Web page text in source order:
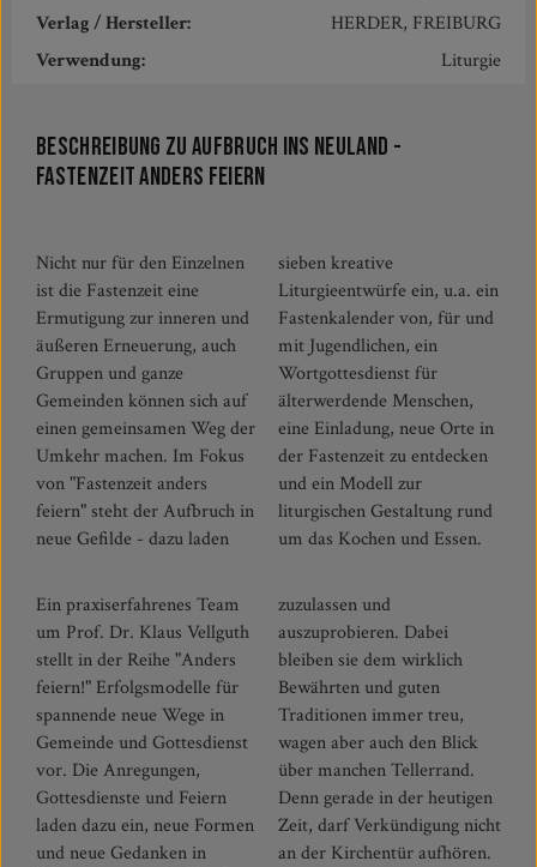
Verlag / Hersteller:
HERDER, FREIBURG
Verwendung:
Liturgie
Beschreibung zu Aufbruch ins Neuland -
Fastenzeit anders feiern
Nicht nur für den Einzelnen
ist die Fastenzeit eine
Ermutigung zur inneren und
äußeren Erneuerung, auch
Gruppen und ganze
Gemeinden können sich auf
einen gemeinsamen Weg der
Umkehr machen. Im Fokus
von "Fastenzeit anders
feiern" steht der Aufbruch in
neue Gefilde - dazu laden
sieben kreative
Liturgieentwürfe ein, u.a. ein
Fastenkalender von, für und
mit Jugendlichen, ein
Wortgottesdienst für
älterwerdende Menschen,
eine Einladung, neue Orte in
der Fastenzeit zu entdecken
und ein Modell zur
liturgischen Gestaltung rund
um das Kochen und Essen.
Ein praxiserfahrenes Team
um Prof. Dr. Klaus Vellguth
stellt in der Reihe "Anders
feiern!" Erfolgsmodelle für
spannende neue Wege in
Gemeinde und Gottesdienst
vor. Die Anregungen,
Gottesdienste und Feiern
laden dazu ein, neue Formen
und neue Gedanken in
zuzulassen und
auszuprobieren. Dabei
bleiben sie dem wirklich
Bewährten und guten
Traditionen immer treu,
wagen aber auch den Blick
über manchen Tellerrand.
Denn gerade in der heutigen
Zeit, darf Verkündigung nicht
an der Kirchentür aufhören.